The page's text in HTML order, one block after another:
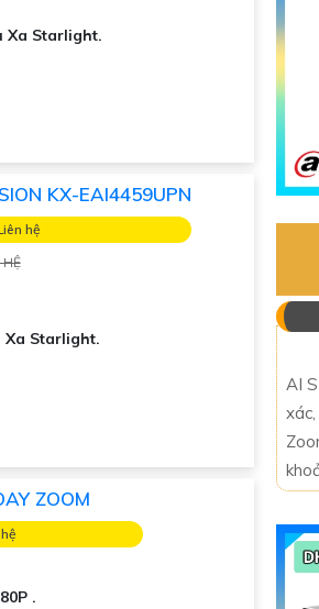
Xa Starlight.
KX-EAI4459UPN
hệ
Xa Starlight.
ZOOM
.
AI